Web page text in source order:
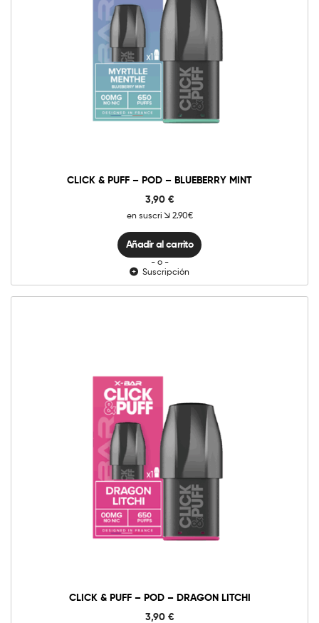
CLICK & PUFF – POD – BLUEBERRY MINT
3,90 €
en suscri 2.90€
0mg 20mg
-
Pod
Añadir al carrito
Añadir al carrito
- o -
Suscripción
CLICK & PUFF – POD – DRAGON LITCHI
3,90 €